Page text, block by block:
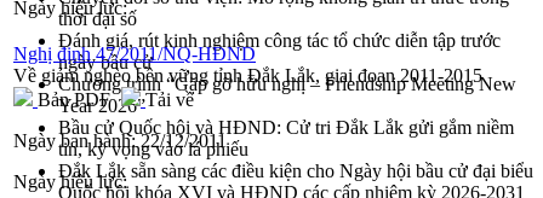
thời đại số
Đánh giá, rút kinh nghiệm công tác tổ chức diễn tập trước
ngày bầu cử
Chương trình “Gặp gỡ hữu nghị – Friendship Meeting New
Year 2026”
Bầu cử Quốc hội và HĐND: Cử tri Đắk Lắk gửi gắm niềm
tin, kỳ vọng vào lá phiếu
Đắk Lắk sẵn sàng các điều kiện cho Ngày hội bầu cử đại biểu
Quốc hội khóa XVI và HĐND các cấp nhiệm kỳ 2026-2031
Ngày hiệu lực:
Nghị định 47/2011/NQ-HĐND
Về giảm nghèo bền vững tỉnh Đắk Lắk, giai đoạn 2011-2015
Bản PDF
Tải về
Ngày ban hành:22/12/2011
Ngày hiệu lực: